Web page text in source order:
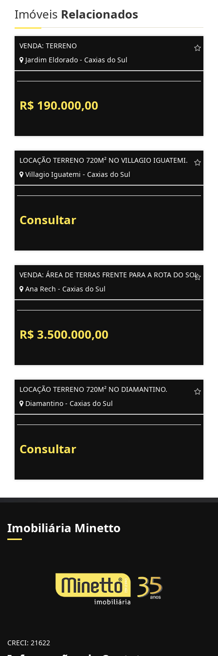
Imóveis Relacionados
VENDA: TERRENO
Jardim Eldorado - Caxias do Sul
R$ 190.000,00
LOCAÇÃO TERRENO 720M² NO VILLAGIO IGUATEMI.
Villagio Iguatemi - Caxias do Sul
Consultar
VENDA: ÁREA DE TERRAS FRENTE PARA A ROTA DO SOL
Ana Rech - Caxias do Sul
R$ 3.500.000,00
LOCAÇÃO TERRENO 720M² NO DIAMANTINO.
Diamantino - Caxias do Sul
Consultar
Imobiliária Minetto
CRECI: 21622